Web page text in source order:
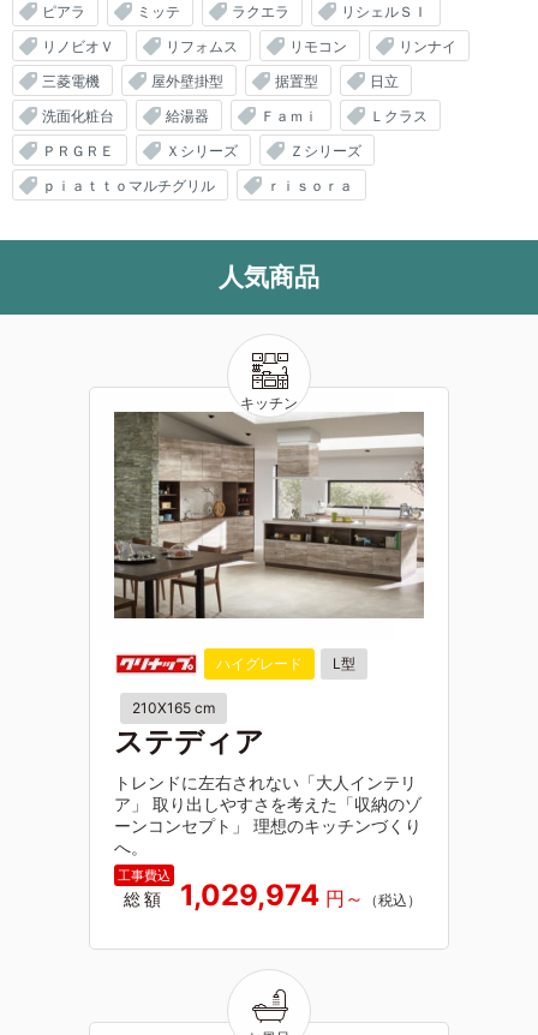
ピアラ
ミッテ ラクエラ
リシェルＳＩ
リノビオＶ
リフォムス リモコン
リンナイ
三菱電機
屋外壁掛型 据置型
日立
洗面化粧台
給湯器 Ｆａｍｉ
Ｌクラス
ＰＲＧＲＥ
Ｘシリーズ
Ｚシリーズ
ｐｉａｔｔｏマルチグリル
ｒｉｓｏｒａ
人気商品
ハイグレード L型
210X165 cm
ステディア
トレンドに左右されない「大人インテリ
ア」 取り出しやすさを考えた「収納のゾ
ーンコンセプト」 理想のキッチンづくり
へ。
総額 1,029,974